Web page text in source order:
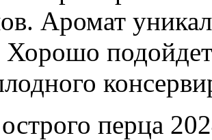
Аромат
Хорошо
перца